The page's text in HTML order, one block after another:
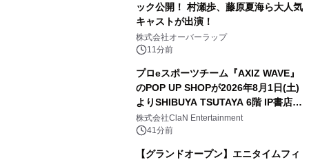
ック公開！ 村瀬歩、藤原夏海ら大人気
キャストが出演！
株式会社オーバーラップ
11分前
プロeスポーツチーム『AXIZ WAVE』
のPOP UP SHOPが2026年8月1日(土)
よりSHIBUYA TSUTAYA 6階 IP書店で
開催決定！！
株式会社ClaN Entertainment
41分前
【グランドオープン】エニタイムフィ